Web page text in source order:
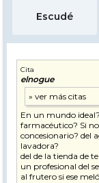
Escudé
Cita
elnogue
En un mundo
farmacéutico? Si no
concesionario? del
lavadora?
del de la tienda de
un profesional del
al frutero si ese